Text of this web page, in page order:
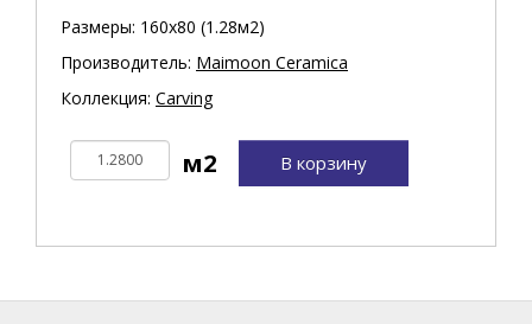
Размеры: 160х80 (1.28м2)
Производитель: Maimoon Ceramica
Коллекция: Carving
В корзину